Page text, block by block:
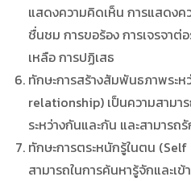
แสดงความคิดเห็น การแสดงค
ชื่นชม การขอร้อง การเจรจาต่
เหลือ การปฏิเสธ
ทักษะการสร้างสัมพันธภาพระ
relationship) เป็นความสามา
ระหว่างกันและกัน และสามาร
ทักษะการตระหนักรู้ในตน (Self
สามารถในการค้นหารู้จักและเ